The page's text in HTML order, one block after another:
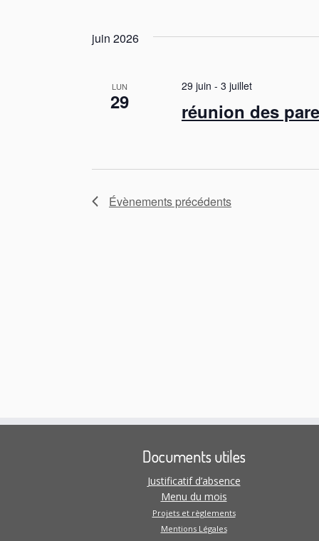
juin 2026
LUN
29 réunion des
29 juin - 3 juillet
Évènements précédents
Documents utiles
Justificatif d’absence
Menu du mois
Projets et règlements
Mentions Légales